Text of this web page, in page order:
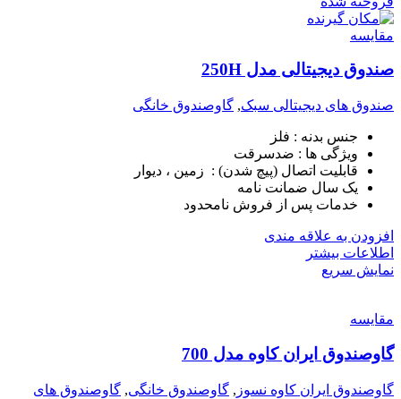
مقايسه
صندوق دیجیتالی مدل 250H
صندوق های دیجیتالی سبک, گاوصندوق خانگی
جنس بدنه : فلز
ویژگی ها : ضدسرقت
قابلیت اتصال (پیچ شدن) : زمین ، دیوار
یک سال ضمانت نامه
خدمات پس از فروش نامحدود
افزودن به علاقه مندی
اطلاعات بیشتر
نمایش سریع
مقايسه
گاوصندوق ایران کاوه مدل 700
گاوصندوق ایران کاوه نسوز , گاوصندوق خانگی, گاوصندوق های